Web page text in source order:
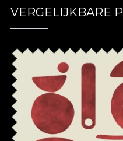
VERGELIJKBARE